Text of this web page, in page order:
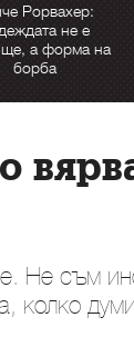
Рорвахер:
не е
а форма на
борба
Не съм
колко